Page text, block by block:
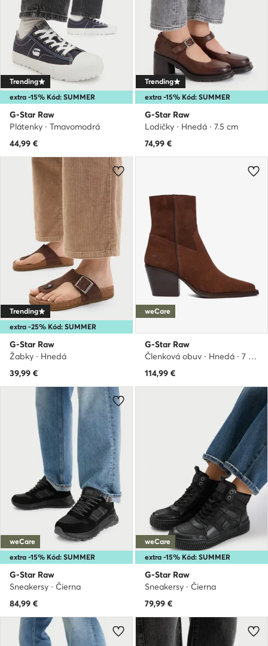
extra -15% Kód: SUMMER
Trending
G-Star Raw
Plátenky · Tmavomodrá
44,99 €
extra -15% Kód: SUMMER
Trending
G-Star Raw
Lodičky · Hnedá · 7.5 cm
74,99 €
extra -25% Kód: SUMMER
Trending
G-Star Raw
Žabky · Hnedá
39,99 €
weCare
G-Star Raw
Členková obuv · Hnedá · 7 cm
114,99 €
extra -15% Kód: SUMMER
weCare
G-Star Raw
Sneakersy · Čierna
84,99 €
extra -15% Kód: SUMMER
weCare
G-Star Raw
Sneakersy · Čierna
79,99 €